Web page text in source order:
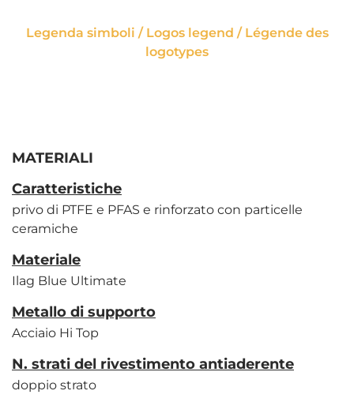
Legenda simboli / Logos legend / Légende des
logotypes
MATERIALI
Caratteristiche
privo di PTFE e PFAS e rinforzato con particelle
ceramiche
Materiale
Ilag Blue Ultimate
Metallo di supporto
Acciaio Hi Top
N. strati del rivestimento antiaderente
doppio strato